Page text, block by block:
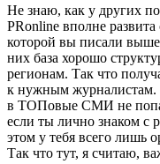
Не знаю, как у других
PRonline вполне
которой вы писали
них база хорошо
регионам. Так что
к нужным журналистам.
в ТОПовые СМИ не
если ты лично знаком с
этом у тебя всего лишь
Так что тут, я считаю,